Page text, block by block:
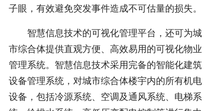
子眼，有效避免突发事件造成不可估量的损失。
智慧信息技术的可视化管理平台，还可为城
市综合体提供直观方便、高效易用的可视化物业
管理系统。智慧信息技术采用完备的智能化建筑
设备管理系统，对城市综合体楼宇内的所有机电
设备，包括冷源系统、空调及通风系统、电梯系